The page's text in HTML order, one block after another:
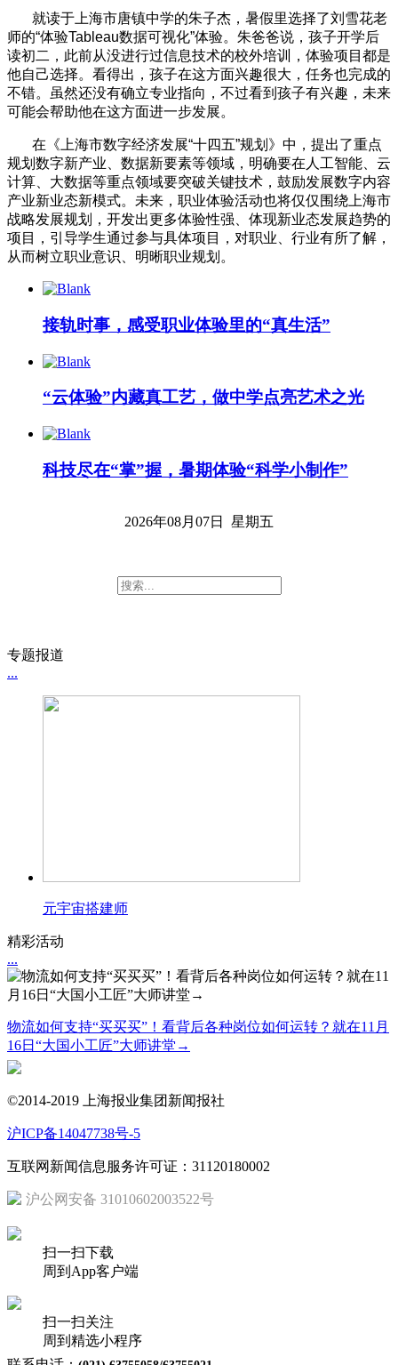
就读于上海市唐镇中学的朱子杰，暑假里选择了刘雪花老
师的“体验Tableau数据可视化”体验。朱爸爸说，孩子开学后
读初二，此前从没进行过信息技术的校外培训，体验项目都是
他自己选择。看得出，孩子在这方面兴趣很大，任务也完成的
不错。虽然还没有确立专业指向，不过看到孩子有兴趣，未来
可能会帮助他在这方面进一步发展。
在《上海市数字经济发展“十四五”规划》中，提出了重点
规划数字新产业、数据新要素等领域，明确要在人工智能、云
计算、大数据等重点领域要突破关键技术，鼓励发展数字内容
产业新业态新模式。未来，职业体验活动也将仅仅围绕上海市
战略发展规划，开发出更多体验性强、体现新业态发展趋势的
项目，引导学生通过参与具体项目，对职业、行业有所了解，
从而树立职业意识、明晰职业规划。
接轨时事，感受职业体验里的“真生活”
“云体验”内藏真工艺，做中学点亮艺术之光
科技尽在“掌”握，暑期体验“科学小制作”
2026年08月07日 星期五
专题报道
...
元宇宙搭建师
精彩活动
...
物流如何支持“买买买”！看背后各种岗位如何运转？就在11月
16日“大国小工匠”大师讲堂→
©2014-2019 上海报业集团新闻报社
沪ICP备14047738号-5
互联网新闻信息服务许可证：31120180002
沪公网安备 31010602003522号
扫一扫下载
周到App客户端
扫一扫关注
周到精选小程序